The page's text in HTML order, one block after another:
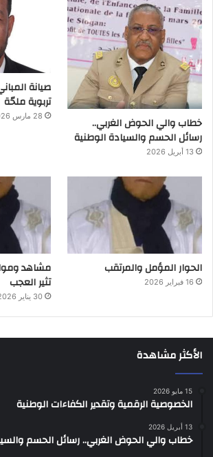
خطاب والي الحوض الغربي..
رسائل الحسم والسيادة الوطنية
13 أبريل 2026
صيانة
تربوية ملحّة
28 مارس 2026
الحوار المؤمل والمرتقب
16 فبراير 2026
مشاهد
تثير العجب
30 يناير 2026
الأكثر مشاهدة
15 مايو 2026
الخصوصية الرقمية وتقدير الكفاءات الوطنية
13 أبريل 2026
خطاب والي الحوض الغربي.. رسائل الحسم